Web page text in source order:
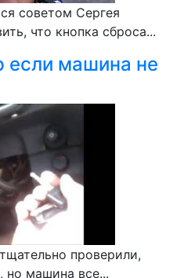
советом Сергея
что кнопка сброса...
если машина не
проверили,
но машина все...